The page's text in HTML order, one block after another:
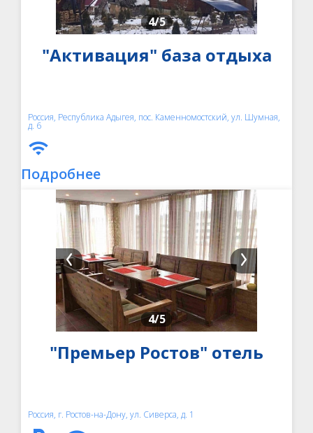
4/5
"Активация" база отдыха
Россия, Республика Адыгея, пос. Каменномостский, ул. Шумная,
д. 6
Подробнее
4/5
"Премьер Ростов" отель
Россия, г. Ростов-на-Дону, ул. Сиверса, д. 1